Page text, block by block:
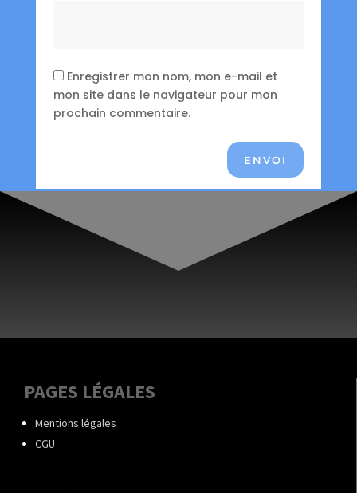
Enregistrer mon nom, mon e-mail et
mon site dans le navigateur pour mon
prochain commentaire.
ENVOI
PAGES LÉGALES
Mentions légales
CGU